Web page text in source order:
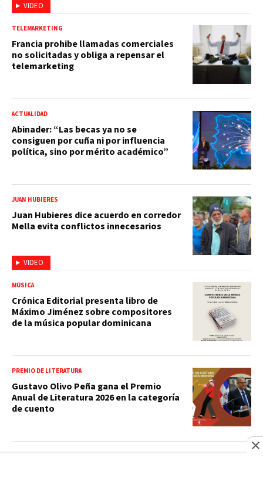
VIDEO
TELEMARKETING
Francia prohibe llamadas comerciales
no solicitadas y obliga a repensar el
telemarketing
ACTUALIDAD
Abinader: “Las becas ya no se
consiguen por cuña ni por influencia
política, sino por mérito académico”
VIDEO
JUAN HUBIERES
Juan Hubieres dice acuerdo en corredor
Mella evita conflictos innecesarios
MÚSICA
Crónica Editorial presenta libro de
Máximo Jiménez sobre compositores
de la música popular dominicana
PREMIO DE LITERATURA
Gustavo Olivo Peña gana el Premio
Anual de Literatura 2026 en la categoría
de cuento